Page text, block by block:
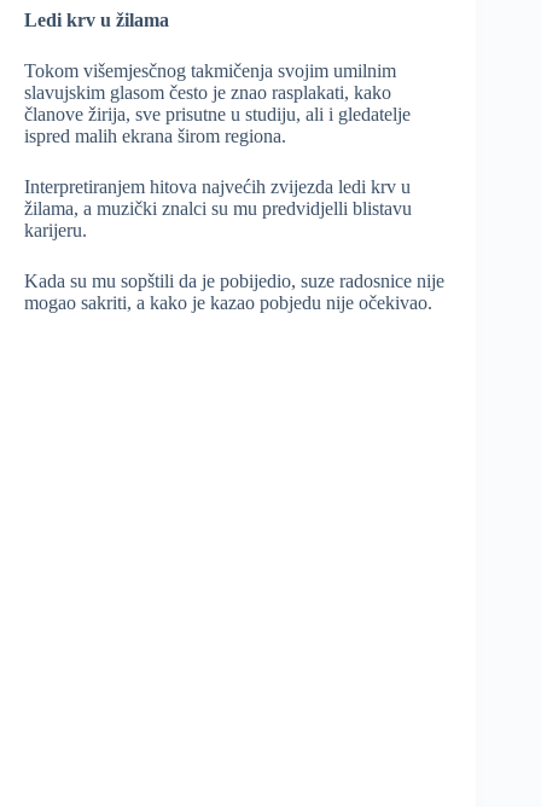
Ledi krv u žilama
Tokom višemjesčnog takmičenja svojim umilnim
slavujskim glasom često je znao rasplakati, kako
članove žirija, sve prisutne u studiju, ali i gledatelje
ispred malih ekrana širom regiona.
Interpretiranjem hitova najvećih zvijezda ledi krv u
žilama, a muzički znalci su mu predvidjelli blistavu
karijeru.
Kada su mu sopštili da je pobijedio, suze radosnice nije
mogao sakriti, a kako je kazao pobjedu nije očekivao.